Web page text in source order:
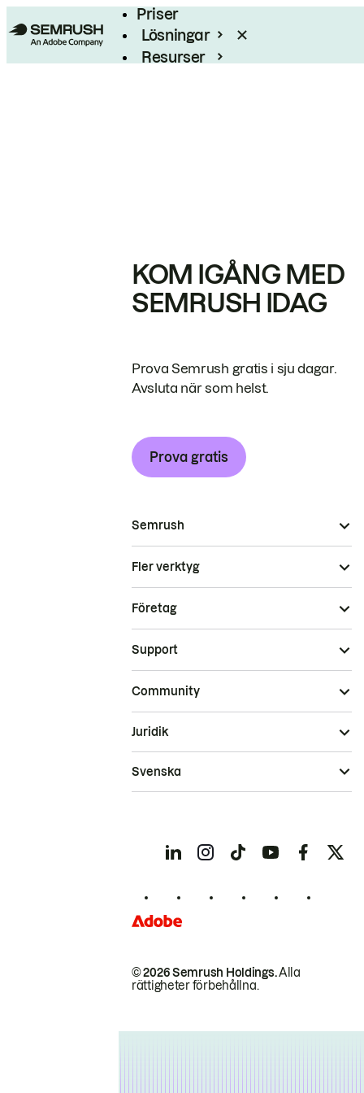
Priser
Lösningar
Resurser
KOM IGÅNG MED
SEMRUSH IDAG
Prova Semrush gratis i sju dagar.
Avsluta när som helst.
Prova gratis
Semrush
Fler verktyg
Företag
Support
Community
© 2026 Semrush Holdings.Alla
rättigheter förbehållna.
Juridik
Svenska